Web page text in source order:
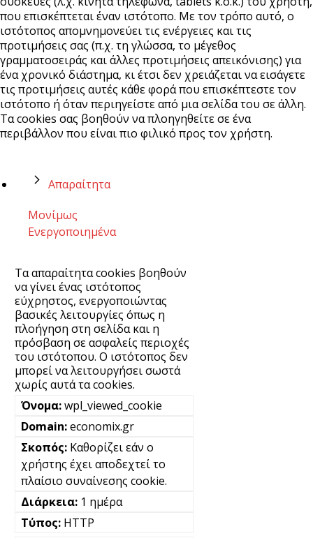
που επισκέπτεται έναν ιστότοπο. Με τον τρόπο αυτό, ο
ιστότοπος απομνημονεύει τις ενέργειες και τις
προτιμήσεις σας (π.χ. τη γλώσσα, το μέγεθος
γραμματοσειράς και άλλες προτιμήσεις απεικόνισης) για
ένα χρονικό διάστημα, κι έτσι δεν χρειάζεται να εισάγετε
τις προτιμήσεις αυτές κάθε φορά που επισκέπτεστε τον
ιστότοπο ή όταν περιηγείστε από μια σελίδα του σε άλλη.
Τα cookies σας βοηθούν να πλοηγηθείτε σε ένα
περιβάλλον που είναι πιο φιλικό προς τον χρήστη.
Απαραίτητα
Μονίμως
Ενεργοποιημένα
Τα απαραίτητα cookies βοηθούν
να γίνει ένας ιστότοπος
εύχρηστος, ενεργοποιώντας
βασικές λειτουργίες όπως η
πλοήγηση στη σελίδα και η
πρόσβαση σε ασφαλείς περιοχές
του ιστότοπου. Ο ιστότοπος δεν
μπορεί να λειτουργήσει σωστά
χωρίς αυτά τα cookies.
wpl_viewed_cookie
economix.gr
Καθορίζει εάν ο
χρήστης έχει αποδεχτεί το
πλαίσιο συναίνεσης cookie.
1 ημέρα
HTTP